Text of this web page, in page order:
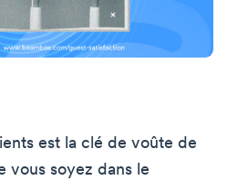
est la clé de voûte de
vous soyez dans le